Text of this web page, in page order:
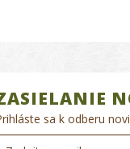
sa k odberu